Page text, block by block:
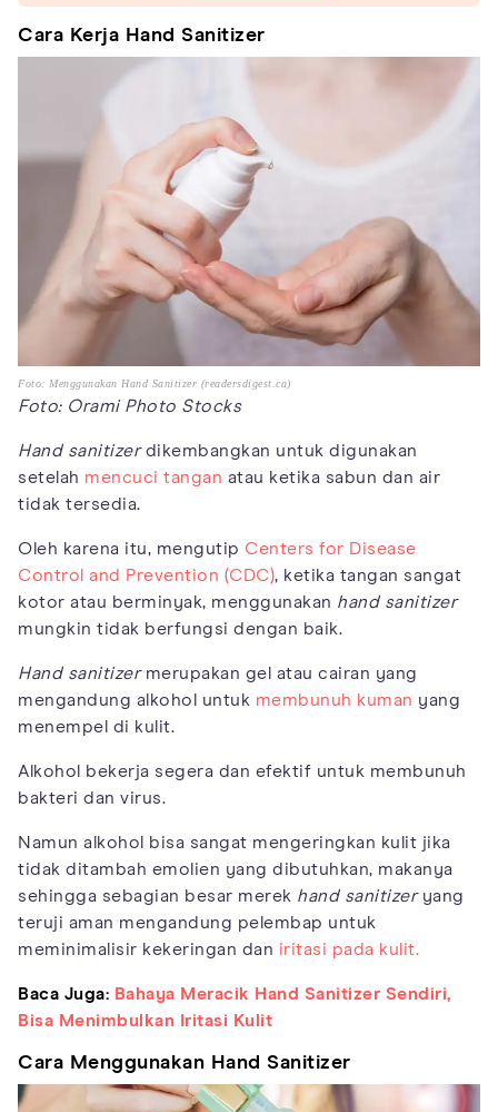
Cara Kerja Hand Sanitizer
Foto: Menggunakan Hand Sanitizer (readersdigest.ca)
Foto: Orami Photo Stocks
Hand sanitizerdikembangkan untuk digunakan
setelah mencuci tangan atau ketika sabun dan air
tidak tersedia.
Oleh karena itu, mengutip Centers for Disease
Control and Prevention (CDC), ketika tangan sangat
kotor atau berminyak, menggunakan hand sanitizer
mungkin tidak berfungsi dengan baik.
Hand sanitizermerupakan gel atau cairan yang
mengandung alkohol untuk membunuh kuman yang
menempel di kulit.
Alkohol bekerja segera dan efektif untuk membunuh
bakteri dan virus.
Namun alkohol bisa sangat mengeringkan kulit jika
tidak ditambah emolien yang dibutuhkan, makanya
sehingga sebagian besar merek hand sanitizeryang
teruji aman mengandung pelembap untuk
meminimalisir kekeringan dan iritasi pada kulit.
Baca Juga: Bahaya Meracik Hand Sanitizer Sendiri,
Bisa Menimbulkan Iritasi Kulit
Cara Menggunakan Hand Sanitizer